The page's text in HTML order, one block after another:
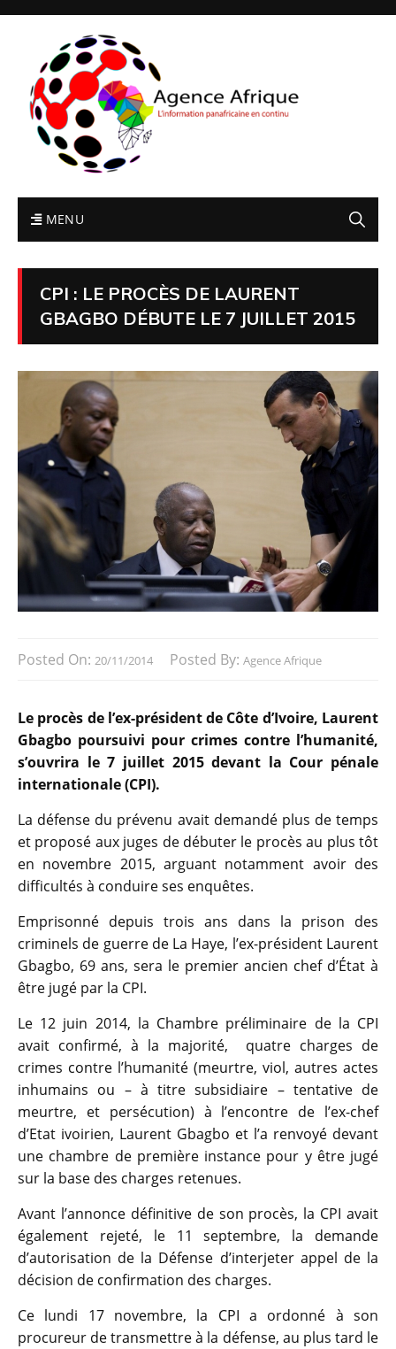
MENU
CPI : LE PROCÈS DE LAURENT
GBAGBO DÉBUTE LE 7 JUILLET 2015
Posted On: 20/11/2014 Posted By: Agence Afrique
Le procès de l’ex-président de Côte d’Ivoire, Laurent
Gbagbo poursuivi pour crimes contre l’humanité,
s’ouvrira le 7 juillet 2015 devant la Cour pénale
internationale (CPI).
La défense du prévenu avait demandé plus de temps
et proposé aux juges de débuter le procès au plus tôt
en novembre 2015, arguant notamment avoir des
difficultés à conduire ses enquêtes.
Emprisonné depuis trois ans dans la prison des
criminels de guerre de La Haye, l’ex-président Laurent
Gbagbo, 69 ans, sera le premier ancien chef d’État à
être jugé par la CPI.
Le 12 juin 2014, la Chambre préliminaire de la CPI
avait confirmé, à la majorité, quatre charges de
crimes contre l’humanité (meurtre, viol, autres actes
inhumains ou – à titre subsidiaire – tentative de
meurtre, et persécution) à l’encontre de l’ex-chef
d’Etat ivoirien, Laurent Gbagbo et l’a renvoyé devant
une chambre de première instance pour y être jugé
sur la base des charges retenues.
Avant l’annonce définitive de son procès, la CPI avait
également rejeté, le 11 septembre, la demande
d’autorisation de la Défense d’interjeter appel de la
décision de confirmation des charges.
Ce lundi 17 novembre, la CPI a ordonné à son
procureur de transmettre à la défense, au plus tard le